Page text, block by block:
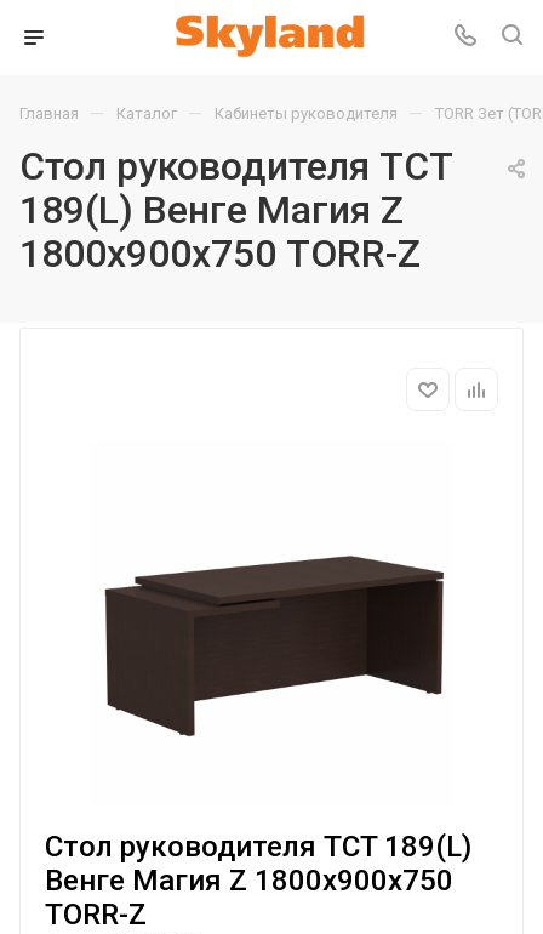
Главная — Каталог — Кабинеты руководителя — TORR Зет
Стол руководителя TCT
189(L) Венге Магия Z
1800х900х750 TORR-Z
Стол руководителя TCT 189(L)
Венге Магия Z 1800х900х750
TORR-Z